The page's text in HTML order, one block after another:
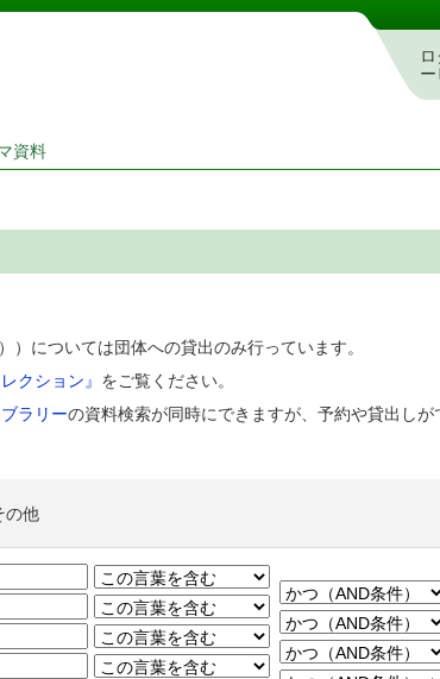
蔵書検索・予約システム
ー
資料
については団体への貸出のみ行っています。
クション』 をご覧ください。
ラリーの資料検索が同時にできますが、予約や貸出しが
の他